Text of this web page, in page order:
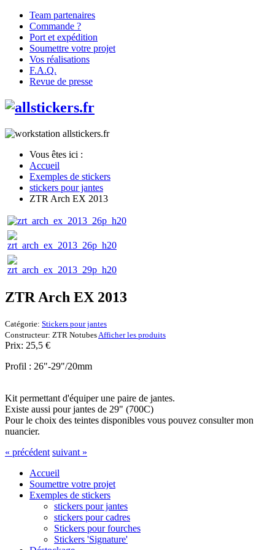
Team partenaires
Commande ?
Port et expédition
Soumettre votre projet
Vos réalisations
F.A.Q.
Revue de presse
Vous êtes ici :
Accueil
Exemples de stickers
stickers pour jantes
ZTR Arch EX 2013
ZTR Arch EX 2013
Catégorie: Stickers pour jantes
Constructeur: ZTR Notubes Afficher les produits
Prix: 25,5 €
Profil : 26"-29"/20mm
Kit permettant d'équiper une paire de jantes.
Existe aussi pour jantes de 29" (700C)
Pour le choix des teintes disponibles vous pouvez consulter mon
nuancier.
« précédent suivant »
Accueil
Soumettre votre projet
Exemples de stickers
stickers pour jantes
stickers pour cadres
Stickers pour fourches
Stickers 'Signature'